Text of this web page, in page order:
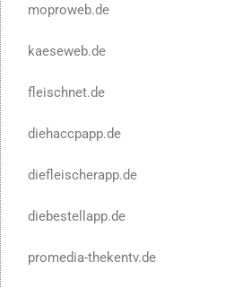
moproweb.de
kaeseweb.de
fleischnet.de
diehaccpapp.de
diefleischerapp.de
diebestellapp.de
promedia-thekentv.de